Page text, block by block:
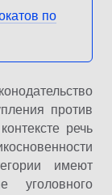
по
против
речь
имеют
уголовного